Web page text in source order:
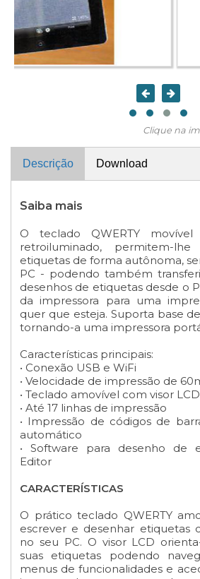
Clique na
Descrição Download
Saiba mais
O teclado QWERTY
retroiluminado, permitem-
etiquetas de forma autônoma,
PC - podendo também
desenhos de etiquetas desde o
da impressora para uma
quer que esteja. Suporta base
tornando-a uma impressora
Características principais:
• Conexão USB e WiFi
• Velocidade de impressão de
• Teclado amovível com visor LCD
• Até 17 linhas de impressão
• Impressão de códigos de
automático
• Software para desenho de
Editor
CARACTERÍSTICAS
O prático teclado QWERTY
escrever e desenhar etiquetas
no seu PC. O visor LCD
suas etiquetas podendo
menus de funcionalidades e